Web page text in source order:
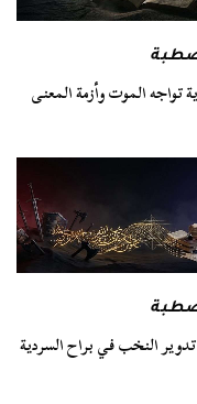
تواجه الموت وأزمة المعنى
النخب في براح السردية